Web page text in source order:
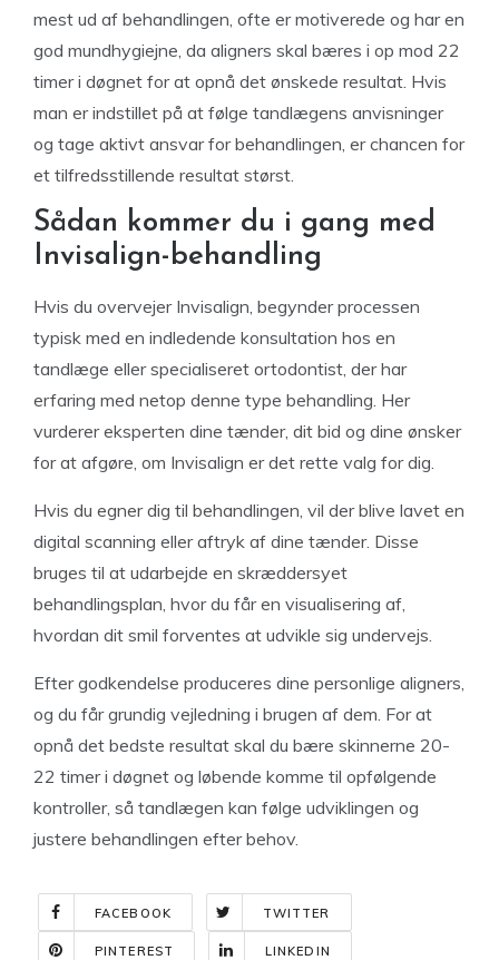
mest ud af behandlingen, ofte er motiverede og har en
god mundhygiejne, da aligners skal bæres i op mod 22
timer i døgnet for at opnå det ønskede resultat. Hvis
man er indstillet på at følge tandlægens anvisninger
og tage aktivt ansvar for behandlingen, er chancen for
et tilfredsstillende resultat størst.
Sådan kommer du i gang med
Invisalign-behandling
Hvis du overvejer Invisalign, begynder processen
typisk med en indledende konsultation hos en
tandlæge eller specialiseret ortodontist, der har
erfaring med netop denne type behandling. Her
vurderer eksperten dine tænder, dit bid og dine ønsker
for at afgøre, om Invisalign er det rette valg for dig.
Hvis du egner dig til behandlingen, vil der blive lavet en
digital scanning eller aftryk af dine tænder. Disse
bruges til at udarbejde en skræddersyet
behandlingsplan, hvor du får en visualisering af,
hvordan dit smil forventes at udvikle sig undervejs.
Efter godkendelse produceres dine personlige aligners,
og du får grundig vejledning i brugen af dem. For at
opnå det bedste resultat skal du bære skinnerne 20-
22 timer i døgnet og løbende komme til opfølgende
kontroller, så tandlægen kan følge udviklingen og
justere behandlingen efter behov.
FACEBOOK TWITTER
PINTEREST LINKEDIN